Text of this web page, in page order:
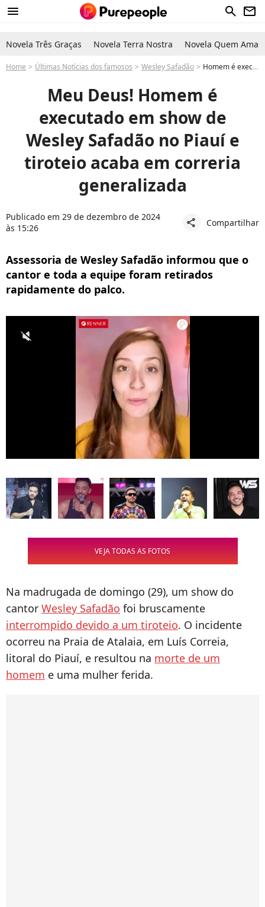
menu search newsletter
Novela Três Graças Novela Terra Nostra Novela Quem Ama
Home Últimas Notícias dos famosos Wesley Safadão Homem é executado em show de Wesley Safadão no Piauí e tiroteio acaba em correria generalizada
Meu Deus! Homem é
executado em show de
Wesley Safadão no Piauí e
tiroteio acaba em correria
generalizada
Publicado em 29 de dezembro de 2024
às 15:26
share Compartilhar
Assessoria de Wesley Safadão informou que o
cantor e toda a equipe foram retirados
rapidamente do palco.
VEJA TODAS AS FOTOS
Na madrugada de domingo (29), um show do
cantor Wesley Safadão foi bruscamente
interrompido devido a um tiroteio. O incidente
ocorreu na Praia de Atalaia, em Luís Correia,
litoral do Piauí, e resultou na morte de um
homem e uma mulher ferida.